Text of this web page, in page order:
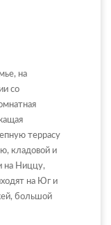
на
со
террасу
кладовой и
на Ниццу,
на Юг и
большой